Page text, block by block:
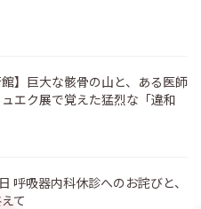
館】巨大な骸骨の山と、ある医師
エク展で覚えた猛烈な「違和
呼吸器内科休診へのお詫びと、
て